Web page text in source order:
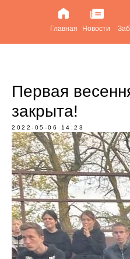
Главная Новости
Первая
закрыта!
2022-05-06 14:23